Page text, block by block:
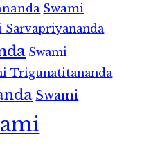
Swami
Sarvapriyananda
Swami
Trigunatitananda
Swami